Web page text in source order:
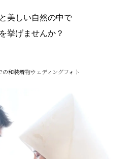
美しい自然の中で
挙げませんか？
の和装着物ウェディングフォト